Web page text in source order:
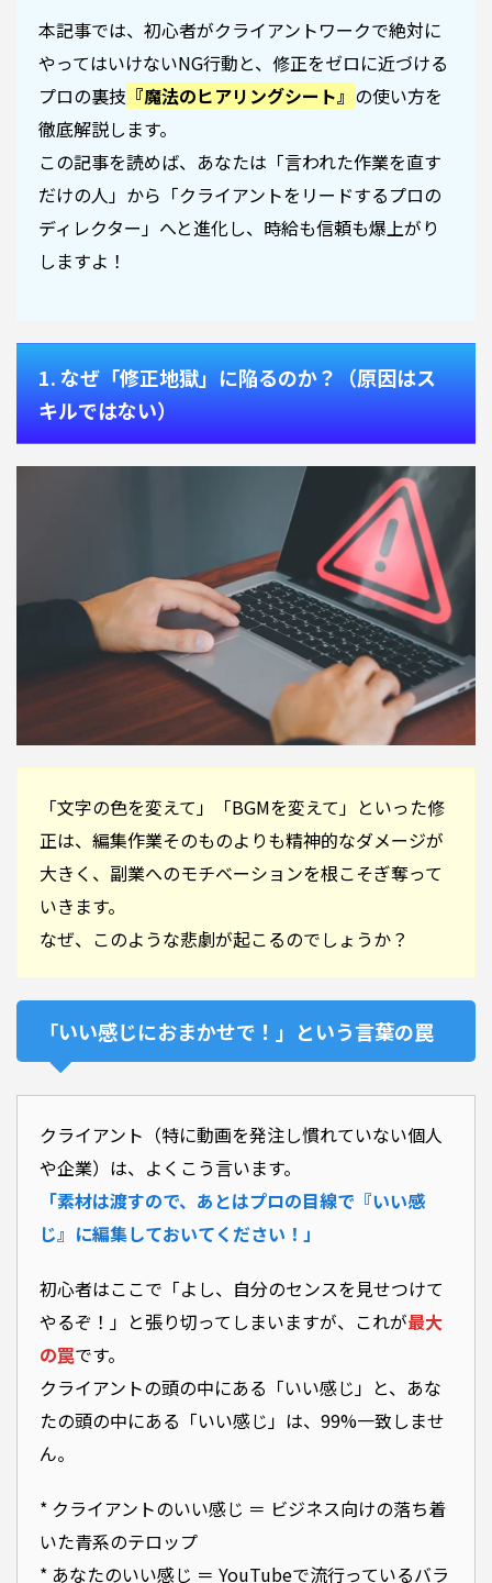
本記事では、初心者がクライアントワークで絶対に
やってはいけないNG行動と、修正をゼロに近づける
プロの裏技 『魔法のヒアリングシート』 の使い方を
徹底解説します。
この記事を読めば、あなたは「言われた作業を直す
だけの人」から「クライアントをリードするプロの
ディレクター」へと進化し、時給も信頼も爆上がり
しますよ！
1. なぜ「修正地獄」に陥るのか？（原因はス
キルではない）
「文字の色を変えて」「BGMを変えて」といった修
正は、編集作業そのものよりも精神的なダメージが
大きく、副業へのモチベーションを根こそぎ奪って
いきます。
なぜ、このような悲劇が起こるのでしょうか？
「いい感じにおまかせで！」という言葉の罠
クライアント（特に動画を発注し慣れていない個人
や企業）は、よくこう言います。
「素材は渡すので、あとはプロの目線で『いい感
じ』に編集しておいてください！」
初心者はここで「よし、自分のセンスを見せつけて
やるぞ！」と張り切ってしまいますが、これが最大
の罠です。
クライアントの頭の中にある「いい感じ」と、あな
たの頭の中にある「いい感じ」は、99%一致しませ
ん。
* クライアントのいい感じ ＝ ビジネス向けの落ち着
いた青系のテロップ
* あなたのいい感じ ＝ YouTubeで流行っているバラ